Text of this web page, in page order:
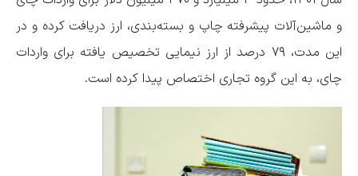
و ماشین‌آلات پیشرفته چاپ و بسته‌بندی، ارز دریافت کرده و در
این مدت، ۷۹ درصد از ارز نیمایی تخصیص یافته برای واردات
چای، به این گروه تجاری اختصاص پیدا کرده است.